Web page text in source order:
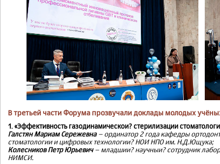
В третьей части Форума прозвучали доклады молодых
1. «Эффективность газодинамическои? стерилизации
Галстян Мариам Сережевна– ординатор 2 года кафедры
стоматологии и цифровых технологии? НОИ НПО им. Н.Д.Ющука;
Колесников Петр Юрьевич– младшии? научныи? сотрудник
НИМСИ.